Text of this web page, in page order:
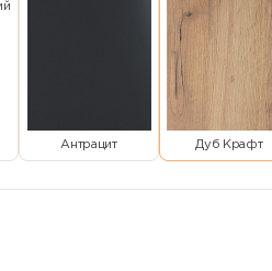
Антрацит Дуб Крафт